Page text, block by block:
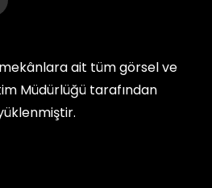
ait tüm görsel ve
Müdürlüğü tarafından